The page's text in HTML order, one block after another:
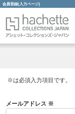
会員登録(入力ページ)
※は必須入力項目です。
メールアドレス ※